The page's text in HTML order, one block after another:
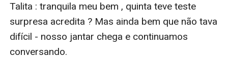
Talita : tranquila meu bem , quinta teve teste
surpresa acredita ? Mas ainda bem que não tava
difícil - nosso jantar chega e continuamos
conversando.